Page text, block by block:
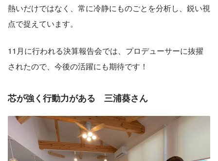
熱いだけではなく、常に冷静にものごとを分析し、鋭い視
点で捉えています。
11月に行われる決算報告会では、プロデューサーに抜擢
されたので、今後の活躍にも期待です！
芯が強く行動力がある　三浦葵さん